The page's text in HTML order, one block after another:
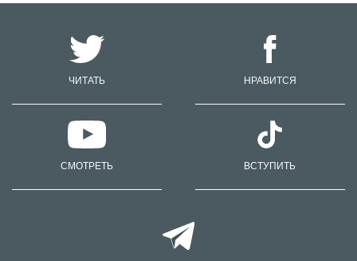
ЧИТАТЬ НРАВИТСЯ
СМОТРЕТЬ ВСТУПИТЬ